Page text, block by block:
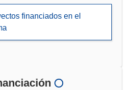
financiados en el